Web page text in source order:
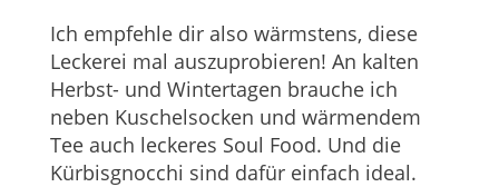
Ich empfehle dir also wärmstens, diese
Leckerei mal auszuprobieren! An kalten
Herbst- und Wintertagen brauche ich
neben Kuschelsocken und wärmendem
Tee auch leckeres Soul Food. Und die
Kürbisgnocchi sind dafür einfach ideal.